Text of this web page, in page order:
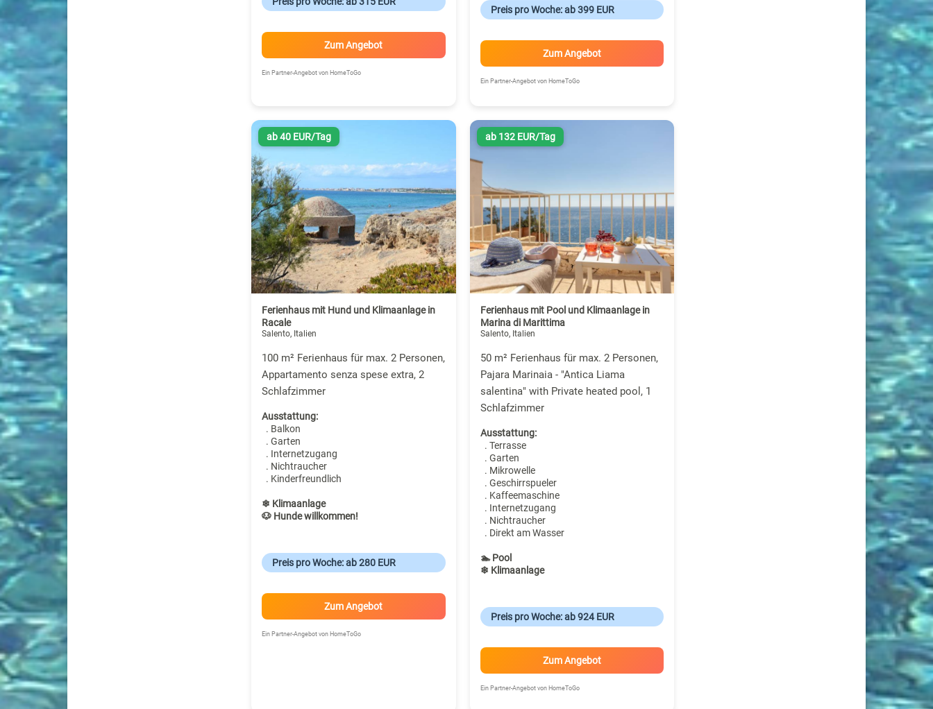
Zum Angebot
Ein Partner-Angebot von HomeToGo
Preis pro Woche: ab 399 EUR
Zum Angebot
Ein Partner-Angebot von HomeToGo
ab 40 EUR/Tag
Ferienhaus mit Hund und Klimaanlage in
Racale
Salento, Italien
100 m² Ferienhaus für max. 2 Personen,
Appartamento senza spese extra, 2
Schlafzimmer
Ausstattung:
. Balkon
. Garten
. Internetzugang
. Nichtraucher
. Kinderfreundlich
❄ Klimaanlage
🐶 Hunde willkommen!
Preis pro Woche: ab 280 EUR
Zum Angebot
Ein Partner-Angebot von HomeToGo
ab 132 EUR/Tag
Ferienhaus mit Pool und Klimaanlage in
Marina di Marittima
Salento, Italien
50 m² Ferienhaus für max. 2 Personen,
Pajara Marinaia - "Antica Liama
salentina" with Private heated pool, 1
Schlafzimmer
Ausstattung:
. Terrasse
. Garten
. Mikrowelle
. Geschirrspueler
. Kaffeemaschine
. Internetzugang
. Nichtraucher
. Direkt am Wasser
🏊 Pool
❄ Klimaanlage
Preis pro Woche: ab 924 EUR
Zum Angebot
Ein Partner-Angebot von HomeToGo